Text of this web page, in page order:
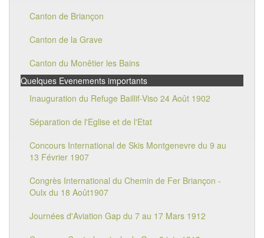
Canton de Briançon
Canton de la Grave
Canton du Monêtier les Bains
Quelques Evenements importants
Inauguration du Refuge Baillif-Viso 24 Août 1902
Séparation de l'Eglise et de l'Etat
Concours International de Skis Montgenevre du 9 au
13 Février 1907
Congrès International du Chemin de Fer Briançon -
Oulx du 18 Août1907
Journées d'Aviation Gap du 7 au 17 Mars 1912